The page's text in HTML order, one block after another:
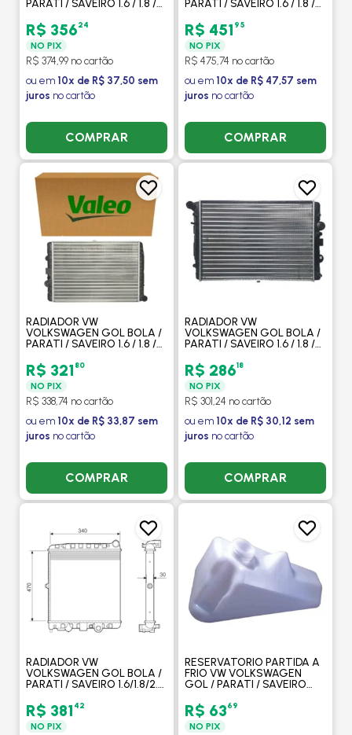
PARATI / SAVEIRO 1.6 / 1.8 /
PROCOOLER
R$ 35624
NO PIX
R$ 374,99 no cartão
ou em 10x de R$ 37,50 sem
juros no cartão
COMPRAR
PARATI / SAVEIRO 1.6 / 1.8 /
VISCONDE
R$ 451 95
NO PIX
R$ 475,74 no cartão
ou em 10x de R$ 47,57 sem
juros no cartão
COMPRAR
RADIADOR VW
VOLKSWAGEN GOL BOLA /
PARATI / SAVEIRO 1.6 / 1.8 /
2003 > MANUAL SEM AR -
VALEO
R$ 321 80
NO PIX
R$ 338,74 no cartão
ou em 10x de R$ 33,87 sem
juros no cartão
COMPRAR
RADIADOR VW
VOLKSWAGEN GOL BOLA /
PARATI / SAVEIRO 1.6 / 1.8 /
2003 > SEM AR / MANUAL -
MAHLE
R$ 28618
NO PIX
R$ 301,24 no cartão
ou em 10x de R$ 30,12 sem
juros no cartão
COMPRAR
RADIADOR VW
VOLKSWAGEN GOL BOLA /
PARATI / SAVEIRO 1.6/1.8/2.0
2003 EM DIANTE MANUAL
SEM AR - VISCONDE
R$ 381 42
NO PIX
RESERVATORIO PARTIDA A
FRIO VW VOLKSWAGEN
GOL / PARATI / SAVEIRO
R$ 6369
NO PIX